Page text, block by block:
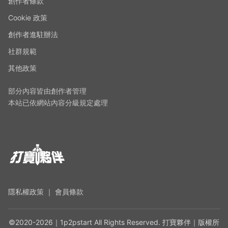
Cookie 政策
創作者進駐辦法
社群規範
其他政策
部分內容皆由創作者管理
本站已依網站內容分級規定處理
隱私權政策 ｜ 會員條款
©2020-2026｜1p2pstart All Rights Reserved. 打寶夥伴｜版權所